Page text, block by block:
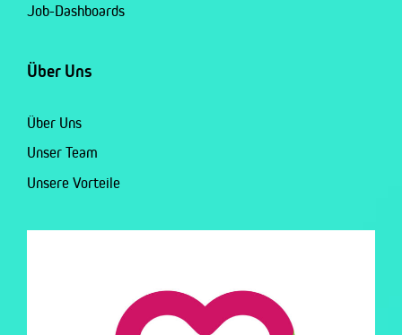
Job-Dashboards
Über Uns
Über Uns
Unser Team
Unsere Vorteile